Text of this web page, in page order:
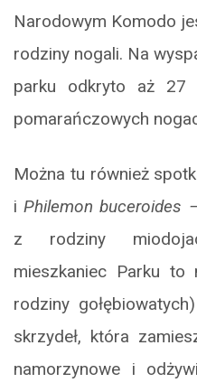
Narodowym Komodo
rodziny nogali. Na
parku odkryto aż 27
pomarańczowych
Można tu również
iPhilemon buceroides
z rodziny
mieszkaniec Parku to
rodziny
skrzydeł, która
namorzynowe i